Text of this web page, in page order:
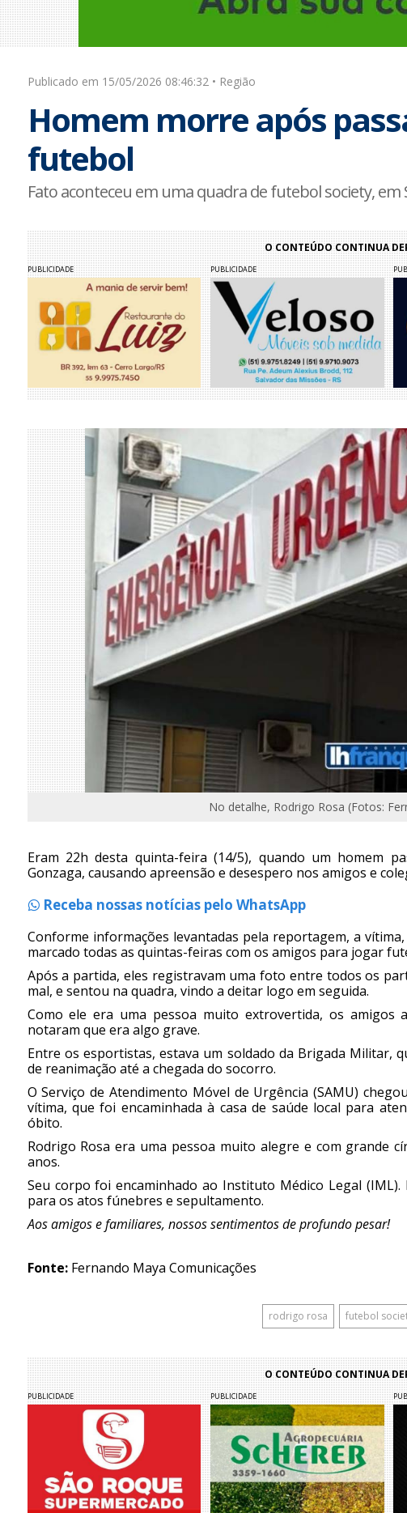
Publicado em 15/05/2026 08:46:32 • Região
Homem morre após
futebol
Fato aconteceu em uma quadra de futebol society, em
O CONTEÚDO CONTINUA
PUBLICIDADE PUBLICIDADE
No detalhe, Rodrigo Rosa (Fotos:
Eram 22h desta quinta-feira (14/5), quando um homem
Gonzaga, causando apreensão e desespero nos amigos e
Receba nossas notícias pelo WhatsApp
Conforme informações levantadas pela reportagem, a
marcado todas as quintas-feiras com os amigos para jogar
Após a partida, eles registravam uma foto entre todos os
mal, e sentou na quadra, vindo a deitar logo em seguida.
Como ele era uma pessoa muito extrovertida, os amigos
notaram que era algo grave.
Entre os esportistas, estava um soldado da Brigada Militar,
de reanimação até a chegada do socorro.
O Serviço de Atendimento Móvel de Urgência (SAMU)
vítima, que foi encaminhada à casa de saúde local para
óbito.
Rodrigo Rosa era uma pessoa muito alegre e com grande
anos.
Seu corpo foi encaminhado ao Instituto Médico Legal
para os atos fúnebres e sepultamento.
Aos amigos e familiares, nossos sentimentos de profundo pesar!
Fonte:Fernando Maya Comunicações
rodrigo rosa futebol
O CONTEÚDO CONTINUA
PUBLICIDADE PUBLICIDADE